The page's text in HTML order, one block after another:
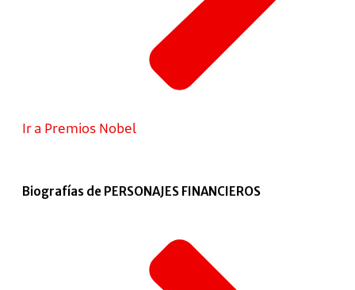
Ir a Premios Nobel
Biografías de PERSONAJES FINANCIEROS